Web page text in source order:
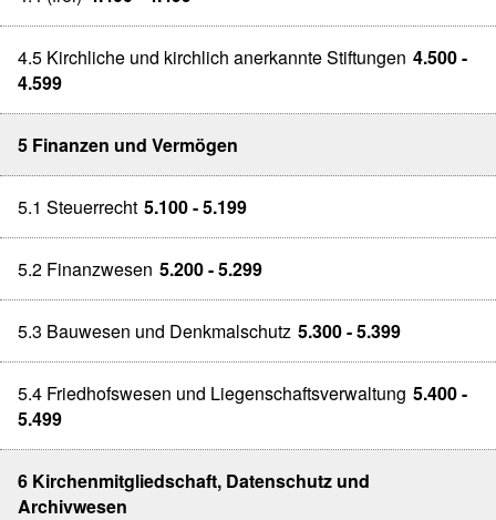
4.5 Kirchliche und kirchlich anerkannte Stiftungen 4.500 -
4.599
5 Finanzen und Vermögen
5.1 Steuerrecht 5.100 - 5.199
5.2 Finanzwesen 5.200 - 5.299
5.3 Bauwesen und Denkmalschutz 5.300 - 5.399
5.4 Friedhofswesen und Liegenschaftsverwaltung 5.400 -
5.499
6 Kirchenmitgliedschaft, Datenschutz und
Archivwesen